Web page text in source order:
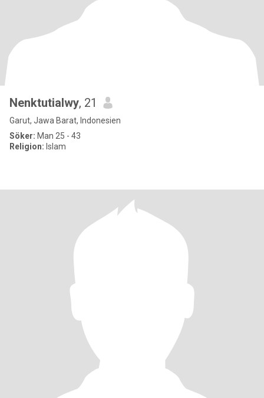
Nenktutialwy, 21
Garut, Jawa Barat, Indonesien
Söker: Man 25 - 43
Religion: Islam